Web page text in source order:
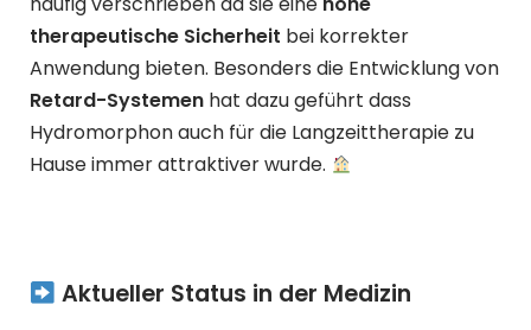
therapeutische Sicherheit bei korrekter
Anwendung bieten. Besonders die Entwicklung von
Retard-Systemen hat dazu geführt dass
Hydromorphon auch für die Langzeittherapie zu
Hause immer attraktiver wurde.
Aktueller Status in der Medizin